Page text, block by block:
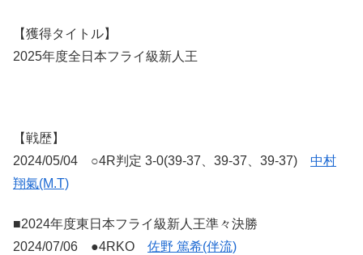
【獲得タイトル】
2025年度全日本フライ級新人王
【戦歴】
2024/05/04 ○4R判定 3-0(39-37、39-37、39-37) 中村
翔氣(M.T)
■2024年度東日本フライ級新人王準々決勝
2024/07/06 ●4RKO 佐野 篤希(伴流)